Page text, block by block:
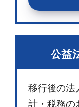
公益
移行後の法
計・税務の